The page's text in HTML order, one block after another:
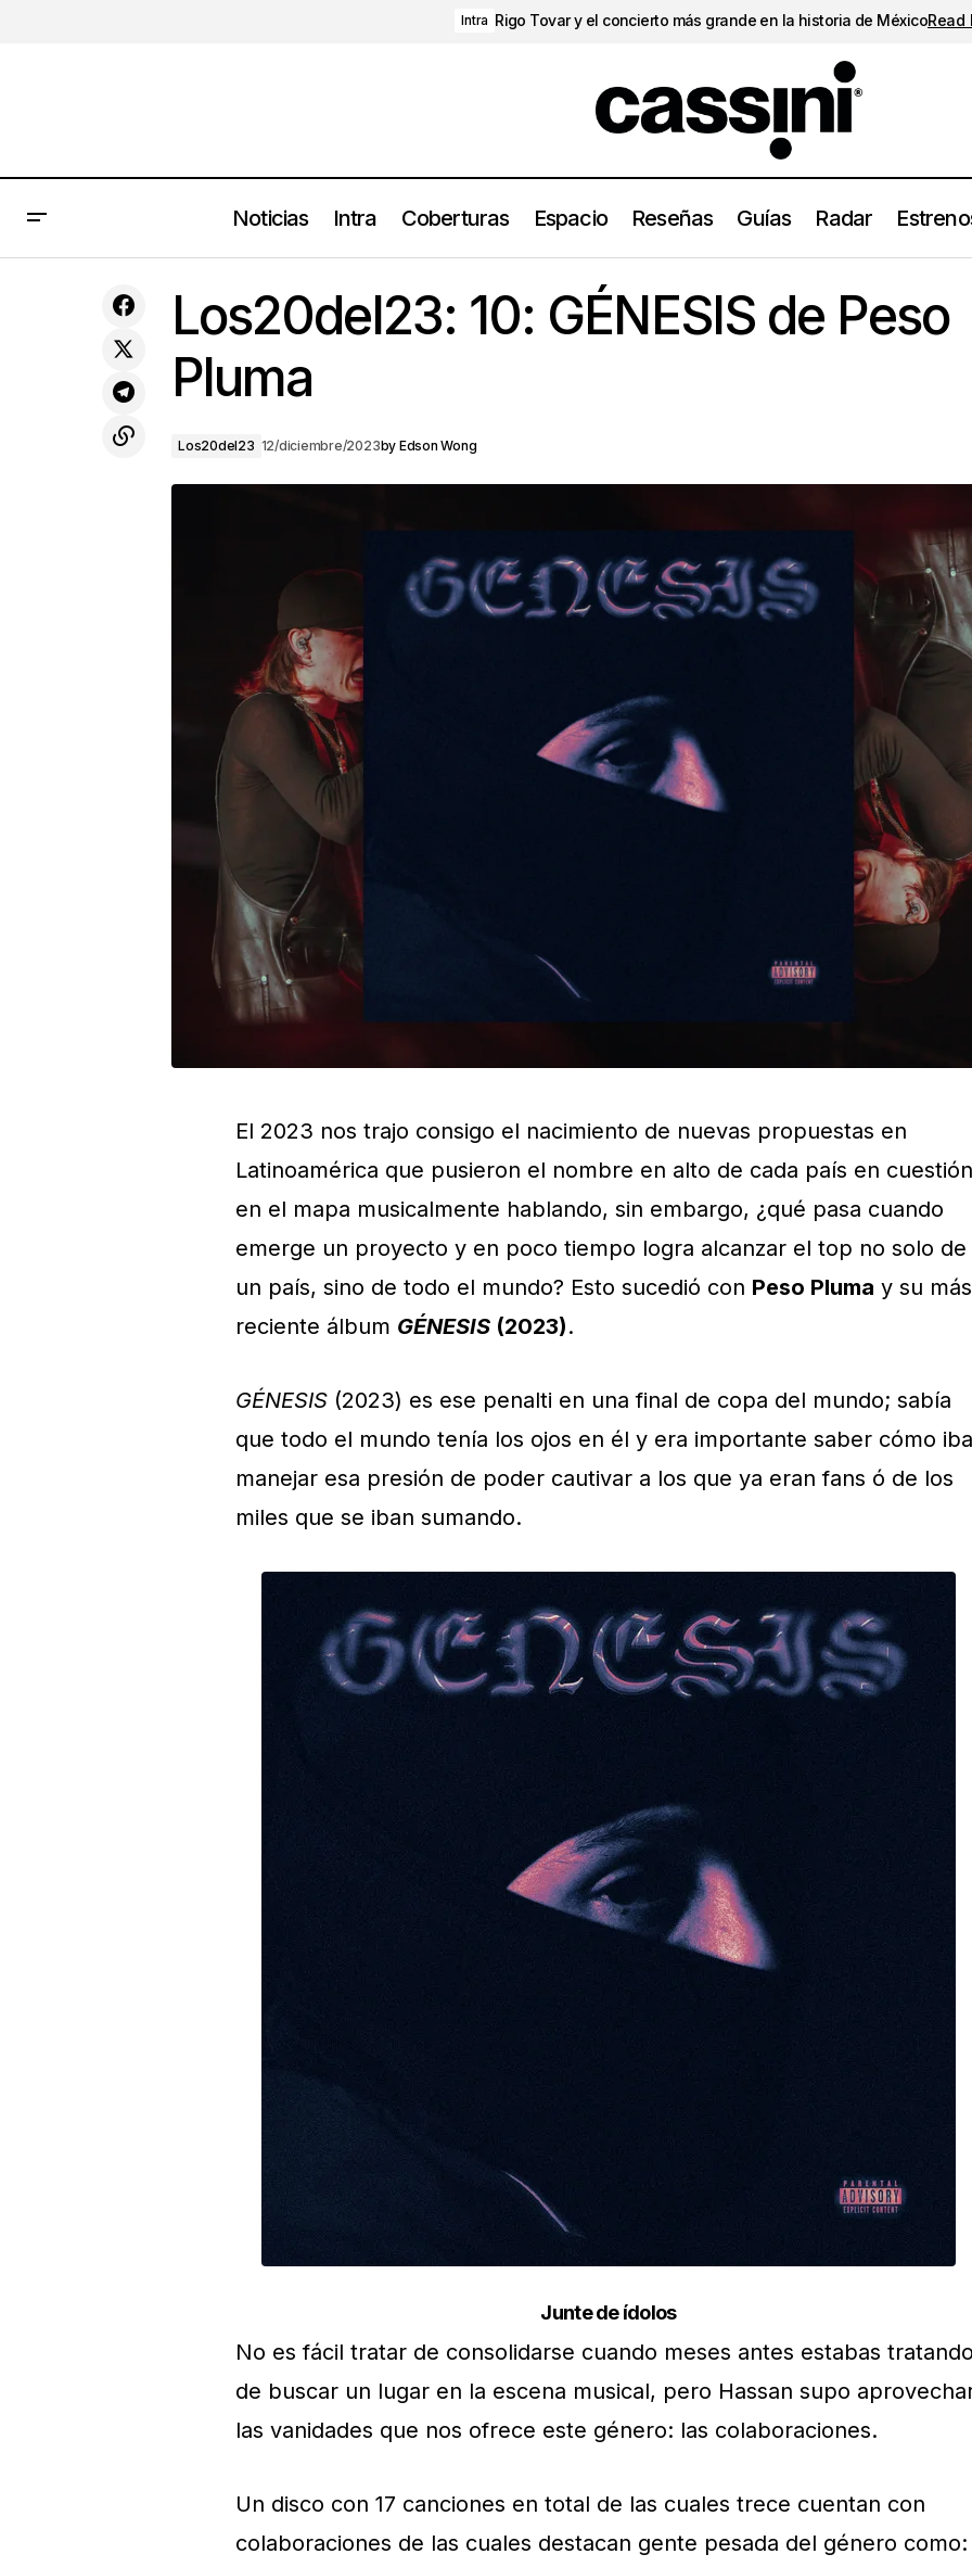
Intra Rigo Tovar y el concierto más grande en la historia de MéxicoRead
Noticias Intra Coberturas Espacio Reseñas Guías Radar
Caloncho, Jorge Drexler, Carlos
Sadness, Son Rompe Pera y más
Los20del23 Los20del23: 10: GÉNESIS de Peso Pluma
Los20del23: 10: GÉNESIS de Peso
Pluma
Los20del23 12/diciembre/2023by Edson Wong
El 2023 nos trajo consigo el nacimiento de nuevas propuestas en
Latinoamérica que pusieron el nombre en alto de cada país en cuestión
en el mapa musicalmente hablando, sin embargo, ¿qué pasa cuando
emerge un proyecto y en poco tiempo logra alcanzar el top no solo de
un país, sino de todo el mundo? Esto sucedió con Peso Pluma y su más
reciente álbum GÉNESIS (2023).
GÉNESIS (2023) es ese penalti en una final de copa del mundo; sabía
que todo el mundo tenía los ojos en él y era importante saber cómo iba
manejar esa presión de poder cautivar a los que ya eran fans ó de los
miles que se iban sumando.
Junte de ídolos
No es fácil tratar de consolidarse cuando meses antes estabas
de buscar un lugar en la escena musical, pero Hassan supo
las vanidades que nos ofrece este género: las colaboraciones.
Un disco con 17 canciones en total de las cuales trece cuentan con
colaboraciones de las cuales destacan gente pesada del género como: